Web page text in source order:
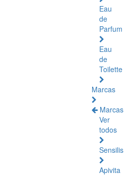
Eau
de
Parfum
Eau
de
Toilette
Marcas
Marcas
Ver
todos
Sensilis
Apivita